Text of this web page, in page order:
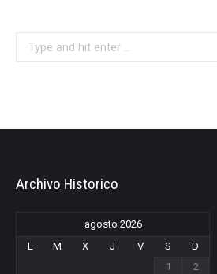
Archivo Historico
agosto 2026
L
M X J V S
D
1
2